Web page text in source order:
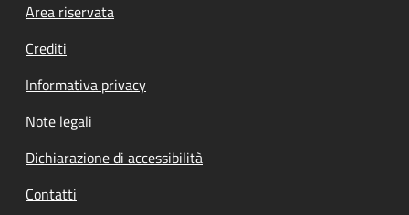
Footer menu
Area riservata
Crediti
Informativa privacy
Note legali
Dichiarazione di accessibilità
Contatti